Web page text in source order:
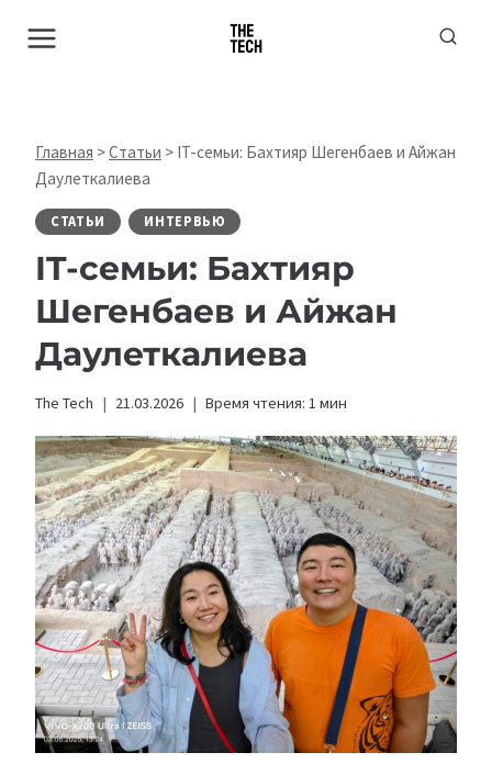
Главная >Статьи > IT-семьи: Бахтияр Шегенбаев и Айжан
Даулеткалиева
СТАТЬИ ИНТЕРВЬЮ
IT-семьи: Бахтияр
Шегенбаев и Айжан
Даулеткалиева
The Tech 21.03.2026 Время чтения: 1 мин